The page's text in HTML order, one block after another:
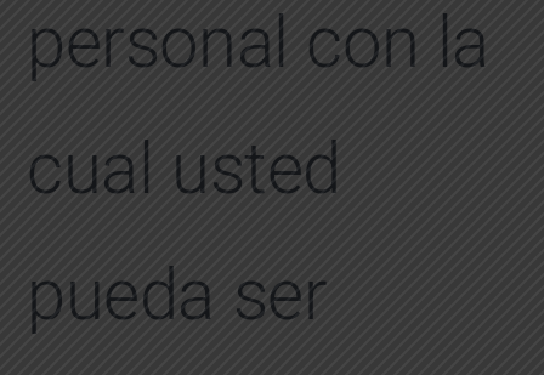
personal con la
cual usted
pueda ser